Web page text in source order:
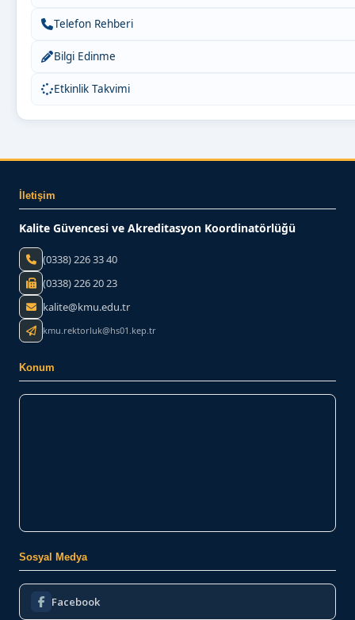
Telefon Rehberi
Bilgi Edinme
Etkinlik Takvimi
İletişim
Kalite Güvencesi ve Akreditasyon Koordinatörlüğü
(0338) 226 33 40
(0338) 226 20 23
kalite@kmu.edu.tr
kmu.rektorluk@hs01.kep.tr
Konum
Sosyal Medya
Facebook